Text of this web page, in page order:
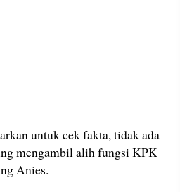
untuk cek fakta, tidak ada
mengambil alih fungsi KPK
Anies.